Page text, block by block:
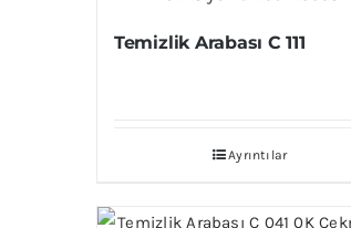
Temizlik Arabası C 111
Ayrıntılar